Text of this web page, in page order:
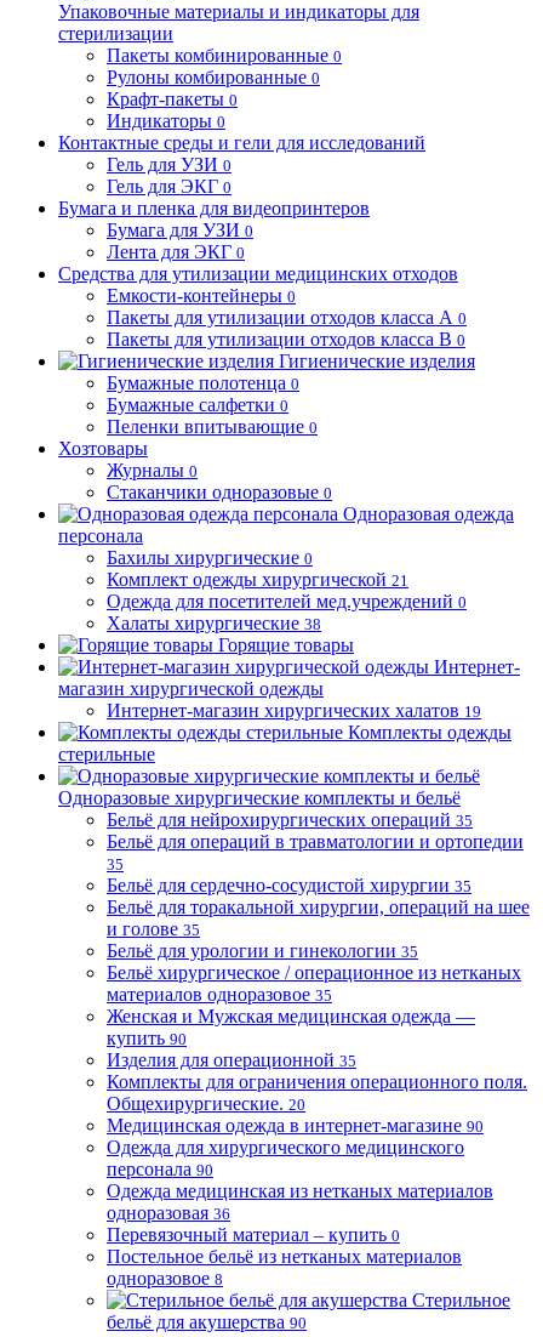
Упаковочные материалы и индикаторы для
стерилизации
Пакеты комбинированные 0
Рулоны комбированные 0
Крафт-пакеты 0
Индикаторы 0
Контактные среды и гели для исследований
Гель для УЗИ 0
Гель для ЭКГ 0
Бумага и пленка для видеопринтеров
Бумага для УЗИ 0
Лента для ЭКГ 0
Средства для утилизации медицинских отходов
Емкости-контейнеры 0
Пакеты для утилизации отходов класса А 0
Пакеты для утилизации отходов класса В 0
Гигиенические изделия
Бумажные полотенца 0
Бумажные салфетки 0
Пеленки впитывающие 0
Хозтовары
Журналы 0
Стаканчики одноразовые 0
Одноразовая одежда
персонала
Бахилы хирургические 0
Комплект одежды хирургической 21
Одежда для посетителей мед.учреждений 0
Халаты хирургические 38
Горящие товары
Интернет-
магазин хирургической одежды
Интернет-магазин хирургических халатов 19
Комплекты одежды
стерильные
Одноразовые хирургические комплекты и бельё
Бельё для нейрохирургических операций 35
Бельё для операций в травматологии и ортопедии
35
Бельё для сердечно-сосудистой хирургии 35
Бельё для торакальной хирургии, операций на шее
и голове 35
Бельё для урологии и гинекологии 35
Бельё хирургическое / операционное из нетканых
материалов одноразовое 35
Женская и Мужская медицинская одежда —
купить 90
Изделия для операционной 35
Комплекты для ограничения операционного поля.
Общехирургические. 20
Медицинская одежда в интернет-магазине 90
Одежда для хирургического медицинского
персонала 90
Одежда медицинская из нетканых материалов
одноразовая 36
Перевязочный материал – купить 0
Постельное бельё из нетканых материалов
одноразовое 8
Стерильное
бельё для акушерства 90